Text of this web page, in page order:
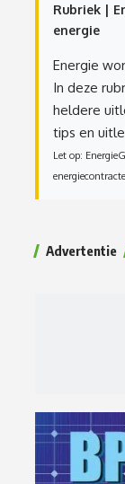
Rubriek |
energie
Energie
In deze
heldere
tips en
Let op:
Advertentie